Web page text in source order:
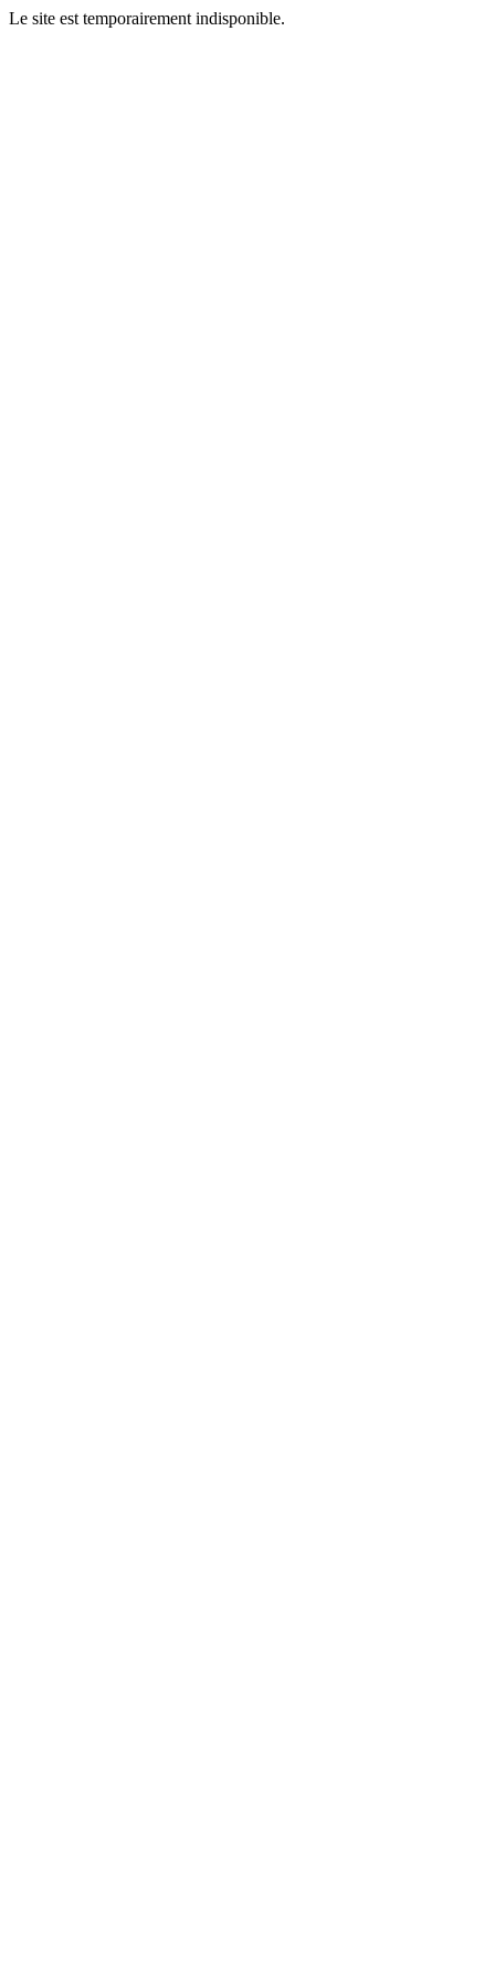
Le site est temporairement indisponible.